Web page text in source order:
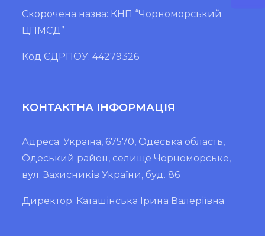
Скорочена назва: КНП “Чорноморський
ЦПМСД”
Код ЄДРПОУ: 44279326
КОНТАКТНА ІНФОРМАЦІЯ
Адреса: Україна, 67570, Одеська область,
Одеський район, селище Чорноморське,
вул. Захисників України, буд. 86
Директор: Каташінська Ірина Валеріївна